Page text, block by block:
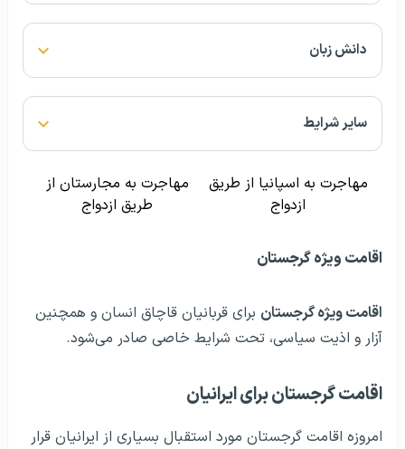
دانش زبان
سایر شرایط
مهاجرت به اسپانیا از طریق
ازدواج
مهاجرت به مجارستان از
طریق ازدواج
آزار و اذیت سیاسی، تحت شرایط خاصی صادر می‌شود.
امروزه اقامت گرجستان مورد استقبال بسیاری از ایرانیان قرار
گرفته است. بسیاری از ایرانیان از طریقویزای کار به گرجستان